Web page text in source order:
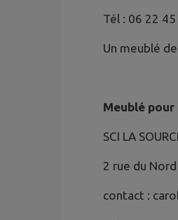
Tél : 06 22
Un meublé
Meublé pour
SCI LA
2 rue du Nord
contact :